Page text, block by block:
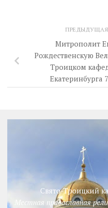
Митрополит
Рождественскую
Троицком
Екатеринбурга
Свято-Троицкий
Местная православная